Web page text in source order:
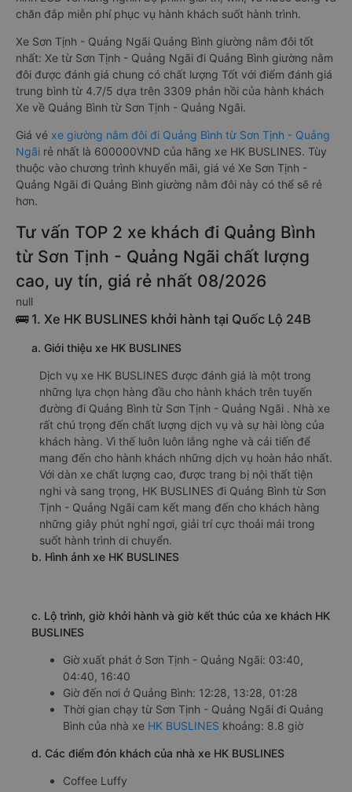
chăn đắp miễn phí phục vụ hành khách suốt hành trình.
Xe Sơn Tịnh - Quảng Ngãi Quảng Bình giường nằm đôi tốt
nhất: Xe từ Sơn Tịnh - Quảng Ngãi đi Quảng Bình giường nằm
đôi được đánh giá chung có chất lượng Tốt với điểm đánh giá
trung bình từ 4.7/5 dựa trên 3309 phản hồi của hành khách
Xe về Quảng Bình từ Sơn Tịnh - Quảng Ngãi.
Giá vé xe giường nằm đôi đi Quảng Bình từ Sơn Tịnh - Quảng
Ngãi rẻ nhất là 600000VND của hãng xe HK BUSLINES. Tùy
thuộc vào chương trình khuyến mãi, giá vé Xe Sơn Tịnh -
Quảng Ngãi đi Quảng Bình giường nằm đôi này có thể sẽ rẻ
hơn.
Tư vấn TOP 2 xe khách đi Quảng Bình
từ Sơn Tịnh - Quảng Ngãi chất lượng
cao, uy tín, giá rẻ nhất 08/2026
null
🚌 1. Xe HK BUSLINES khởi hành tại Quốc Lộ 24B
a. Giới thiệu xe HK BUSLINES
Dịch vụ xe HK BUSLINES được đánh giá là một trong
những lựa chọn hàng đầu cho hành khách trên tuyến
đường đi Quảng Bình từ Sơn Tịnh - Quảng Ngãi . Nhà xe
rất chú trọng đến chất lượng dịch vụ và sự hài lòng của
khách hàng. Vì thế luôn luôn lắng nghe và cải tiến để
mang đến cho hành khách những dịch vụ hoàn hảo nhất.
Với dàn xe chất lượng cao, được trang bị nội thất tiện
nghi và sang trọng, HK BUSLINES đi Quảng Bình từ Sơn
Tịnh - Quảng Ngãi cam kết mang đến cho khách hàng
những giây phút nghỉ ngơi, giải trí cực thoải mái trong
suốt hành trình di chuyển.
b. Hình ảnh xe HK BUSLINES
c. Lộ trình, giờ khởi hành và giờ kết thúc của xe khách HK
BUSLINES
Giờ xuất phát ở Sơn Tịnh - Quảng Ngãi: 03:40,
04:40, 16:40
Giờ đến nơi ở Quảng Bình: 12:28, 13:28, 01:28
Thời gian chạy từ Sơn Tịnh - Quảng Ngãi đi Quảng
Bình của nhà xe HK BUSLINES khoảng: 8.8 giờ
d. Các điểm đón khách của nhà xe HK BUSLINES
Coffee Luffy